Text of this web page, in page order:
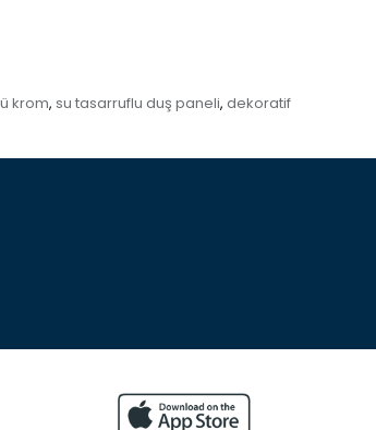
krom, su tasarruflu duş paneli, dekoratif